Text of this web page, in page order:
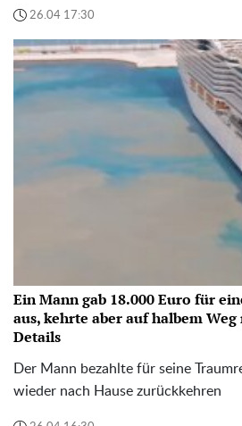
26.04 17:30
Ein Mann gab 18.000 Euro für
aus, kehrte aber auf halbem Weg
Details
Der Mann bezahlte für seine
wieder nach Hause zurückkehren